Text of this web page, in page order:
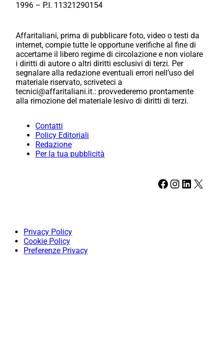
1996 – P.I. 11321290154
Affaritaliani, prima di pubblicare foto, video o testi da
internet, compie tutte le opportune verifiche al fine di
accertarne il libero regime di circolazione e non violare
i diritti di autore o altri diritti esclusivi di terzi. Per
segnalare alla redazione eventuali errori nell’uso del
materiale riservato, scriveteci a
tecnici@affaritaliani.it.: provvederemo prontamente
alla rimozione del materiale lesivo di diritti di terzi.
Contatti
Policy Editoriali
Redazione
Per la tua pubblicità
Facebook Instagram LinkedIn X
Privacy Policy
Cookie Policy
Preferenze Privacy